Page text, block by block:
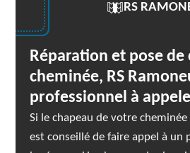
RS
Réparation et pose de
cheminée, RS
professionnel à
Si le chapeau de votre
est conseillé de faire appel à un